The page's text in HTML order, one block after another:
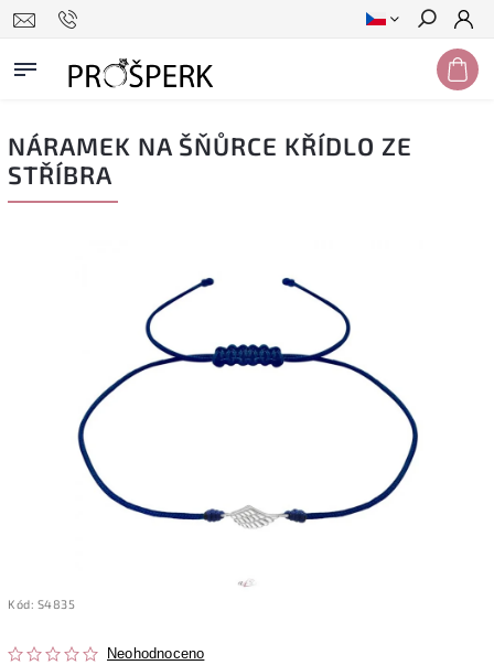
Hledat
NÁRAMEK NA ŠŇŮRCE KŘÍDLO ZE
STŘÍBRA
Kód: S4835
Neohodnoceno